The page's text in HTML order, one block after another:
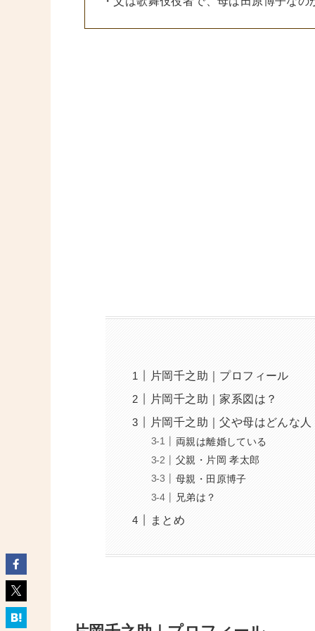
片岡千之助｜プロフィール
片岡千之助｜家系図は？
片岡千之助｜父や母はどんな人
両親は離婚している
父親・片岡 孝太郎
母親・田原博子
兄弟は？
まとめ